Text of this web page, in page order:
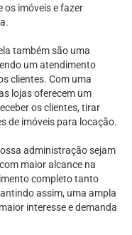
imóveis e fazer
também são uma
um atendimento
clientes. Com uma
lojas oferecem um
os clientes, tirar
de imóveis para locação.
administração sejam
maior alcance na
completo tanto
assim, uma ampla
interesse e demanda